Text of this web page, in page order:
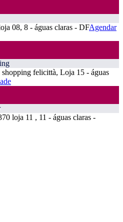
08, 8 - águas claras - DFAgendar
felicittà, Loja 15 - águas
loja 11 , 11 - águas claras -